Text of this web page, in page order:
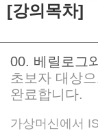
[강의목차]
00. 베릴로그
초보자 대상
완료합니다.
가상머신에서